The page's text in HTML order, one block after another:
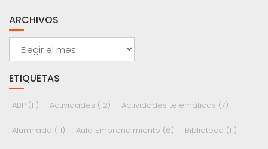
ARCHIVOS
Archivos
ETIQUETAS
ABP (11) Actividades (12) Actividades telemáticas (7)
Alumnado (11) Aula Emprendimiento (6) Biblioteca (11)